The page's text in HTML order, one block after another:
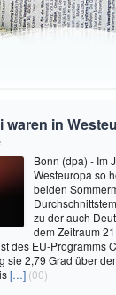
in
Bonn (dpa) - Im
Westeuropa so
beiden
zu der auch
dem Zeitraum
des EU-Programms
sie 2,79 Grad über
[…] (00)